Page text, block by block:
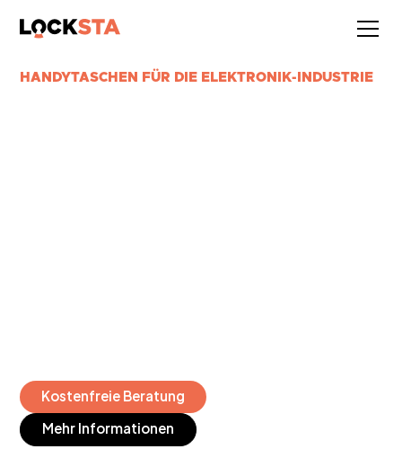
HANDYTASCHEN FÜR DIE ELEKTRONIK-INDUSTRIE
Kostenfreie Beratung
Mehr Informationen